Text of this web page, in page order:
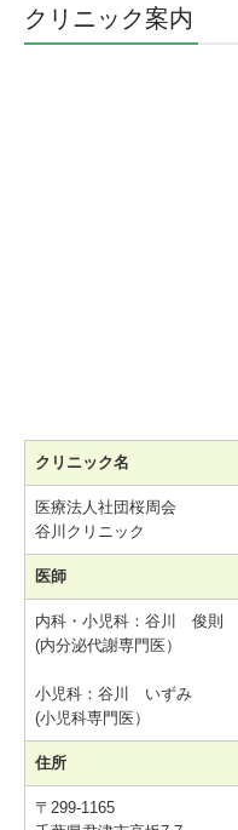
クリニック案内
クリニック名
医療法人社団桜周会
谷川クリニック
医師
内科・小児科：谷川 俊則
(内分泌代謝専門医）
小児科：谷川 いずみ
(小児科専門医）
住所
〒299-1165